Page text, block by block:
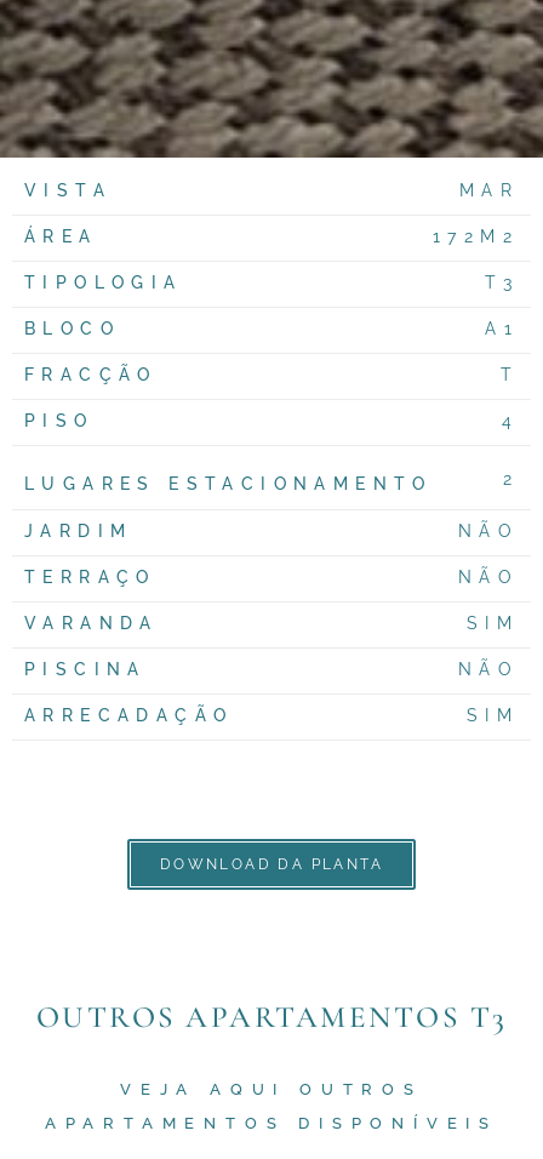
VISTA MAR
ÁREA 172M2
TIPOLOGIA T3
BLOCO A1
FRACÇÃO T
PISO 4
LUGARES ESTACIONAMENTO 2
JARDIM NÃO
TERRAÇO NÃO
VARANDA SIM
PISCINA NÃO
ARRECADAÇÃO SIM
DOWNLOAD DA PLANTA
OUTROS APARTAMENTOS T3
VEJA AQUI OUTROS
APARTAMENTOS DISPONÍVEIS